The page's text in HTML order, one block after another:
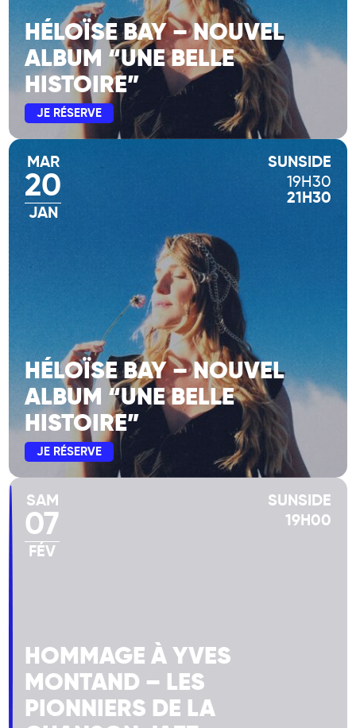
HÉLOÏSE BAY – NOUVEL
ALBUM “UNE BELLE
HISTOIRE”
JE RÉSERVE
MAR
20
JAN
SUNSIDE
19H30
21H30
HÉLOÏSE BAY – NOUVEL
ALBUM “UNE BELLE
HISTOIRE”
JE RÉSERVE
SAM
07
FÉV
SUNSIDE
19H00
HOMMAGE À YVES
MONTAND – LES
PIONNIERS DE LA